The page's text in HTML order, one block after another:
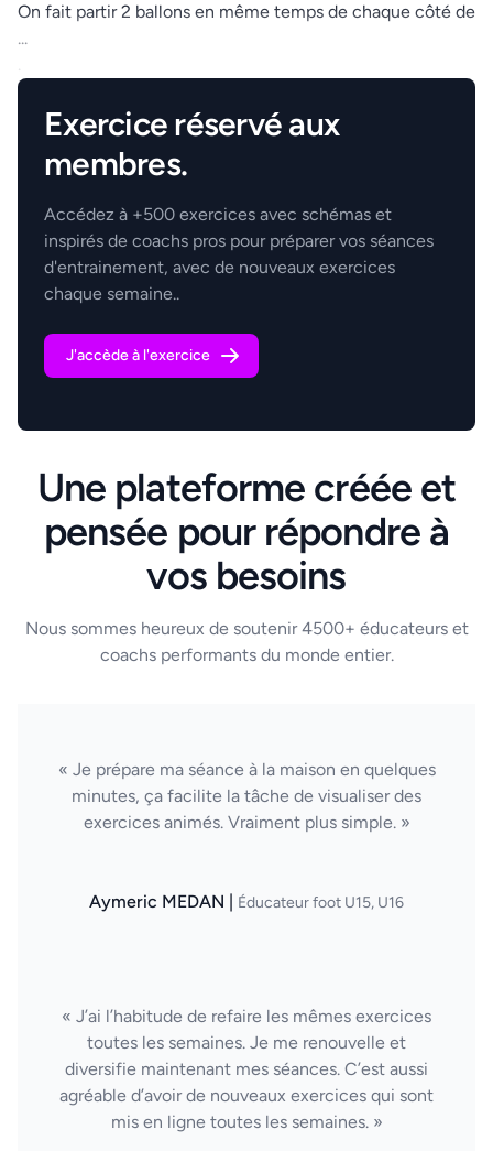
On fait partir 2 ballons en même temps de chaque côté de
...
.
Exercice réservé aux
membres.
Accédez à +500 exercices avec schémas et
inspirés de coachs pros pour préparer vos séances
d'entrainement, avec de nouveaux exercices
chaque semaine..
J'accède à l'exercice
Une plateforme créée et
pensée pour répondre à
vos besoins
Nous sommes heureux de soutenir 4500+ éducateurs et
coachs performants du monde entier.
« Je prépare ma séance à la maison en quelques
minutes, ça facilite la tâche de visualiser des
exercices animés. Vraiment plus simple. »
Aymeric MEDAN | Éducateur foot U15, U16
« J’ai l’habitude de refaire les mêmes exercices
toutes les semaines. Je me renouvelle et
diversifie maintenant mes séances. C’est aussi
agréable d’avoir de nouveaux exercices qui sont
mis en ligne toutes les semaines. »